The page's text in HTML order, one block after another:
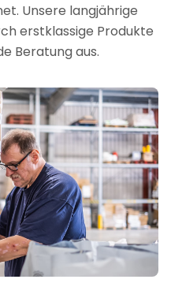
Unsere langjährige
erstklassige Produkte
Beratung aus.